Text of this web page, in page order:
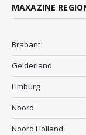
MAXAZINE
Brabant
Gelderland
Limburg
Noord
Noord Holland